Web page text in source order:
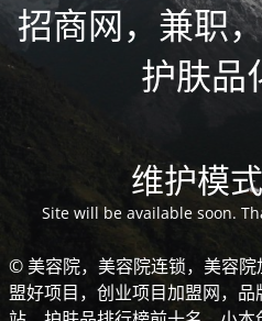
招商网，兼职
护肤品
维护模
Site will be available soon.
© 美容院，美容院连锁，美容
盟好项目，创业项目加盟网，